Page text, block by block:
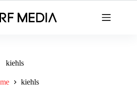
kiehls
kiehls